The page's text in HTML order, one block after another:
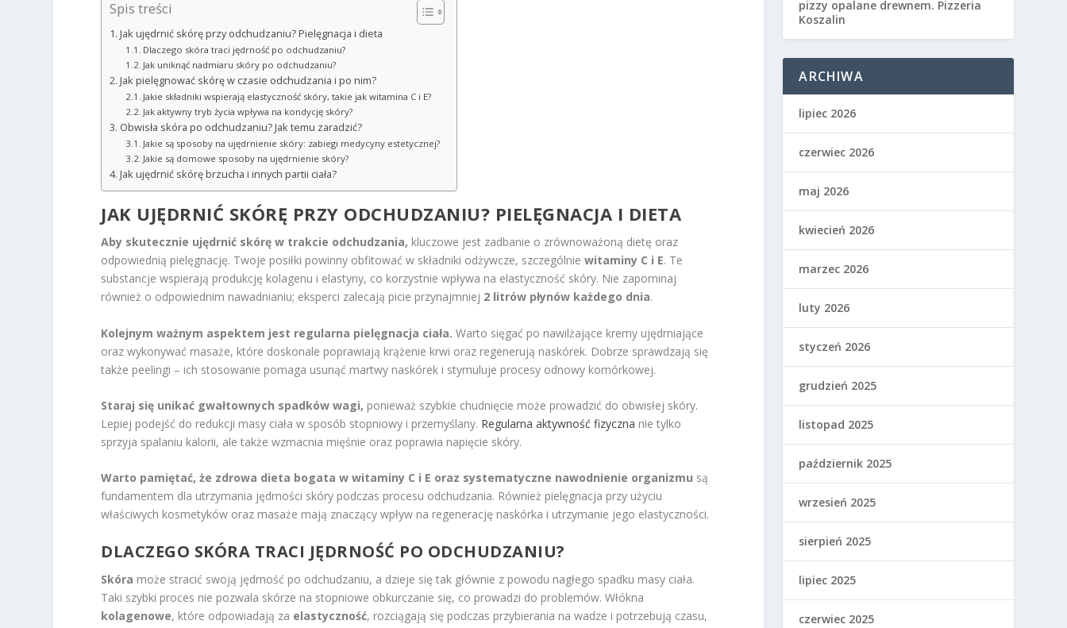
Spis treści
Jak ujędrnić skórę przy odchudzaniu? Pielęgnacja i dieta
Dlaczego skóra traci jędrność po odchudzaniu?
Jak uniknąć nadmiaru skóry po odchudzaniu?
Jak pielęgnować skórę w czasie odchudzania i po nim?
Jakie składniki wspierają elastyczność skóry, takie jak witamina C i E?
Jak aktywny tryb życia wpływa na kondycję skóry?
Obwisła skóra po odchudzaniu? Jak temu zaradzić?
Jakie są sposoby na ujędrnienie skóry: zabiegi medycyny estetycznej?
Jakie są domowe sposoby na ujędrnienie skóry?
Jak ujędrnić skórę brzucha i innych partii ciała?
JAK UJĘDRNIĆ SKÓRĘ PRZY ODCHUDZANIU? PIELĘGNACJA I DIETA
Aby skutecznie ujędrnić skórę w trakcie odchudzania, kluczowe jest zadbanie o zrównoważoną dietę oraz
odpowiednią pielęgnację. Twoje posiłki powinny obfitować w składniki odżywcze, szczególniewitaminy C i E. Te
substancje wspierają produkcję kolagenu i elastyny, co korzystnie wpływa na elastyczność skóry. Nie zapominaj
również o odpowiednim nawadnianiu; eksperci zalecają picie przynajmniej 2 litrów płynów każdego dnia.
Kolejnym ważnym aspektem jest regularna pielęgnacja ciała. Warto sięgać po nawilżające kremy ujędrniające
oraz wykonywać masaże, które doskonale poprawiają krążenie krwi oraz regenerują naskórek. Dobrze sprawdzają się
także peelingi – ich stosowanie pomaga usunąć martwy naskórek i stymuluje procesy odnowy komórkowej.
Staraj się unikać gwałtownych spadków wagi, ponieważ szybkie chudnięcie może prowadzić do obwisłej skóry.
Lepiej podejść do redukcji masy ciała w sposób stopniowy i przemyślany. Regularna aktywność fizyczna nie tylko
sprzyja spalaniu kalorii, ale także wzmacnia mięśnie oraz poprawia napięcie skóry.
Warto pamiętać, że zdrowa dieta bogata w witaminy C i E oraz systematyczne nawodnienie organizmu są
fundamentem dla utrzymania jędrności skóry podczas procesu odchudzania. Również pielęgnacja przy użyciu
właściwych kosmetyków oraz masaże mają znaczący wpływ na regenerację naskórka i utrzymanie jego elastyczności.
DLACZEGO SKÓRA TRACI JĘDRNOŚĆ PO ODCHUDZANIU?
Skóra może stracić swoją jędrność po odchudzaniu, a dzieje się tak głównie z powodu nagłego spadku masy ciała.
Taki szybki proces nie pozwala skórze na stopniowe obkurczanie się, co prowadzi do problemów. Włókna
kolagenowe, które odpowiadają za elastyczność, rozciągają się podczas przybierania na wadze i potrzebują czasu,
pizzy opalane drewnem. Pizzeria
Koszalin
ARCHIWA
lipiec 2026
czerwiec 2026
maj 2026
kwiecień 2026
marzec 2026
luty 2026
styczeń 2026
grudzień 2025
listopad 2025
październik 2025
wrzesień 2025
sierpień 2025
lipiec 2025
czerwiec 2025